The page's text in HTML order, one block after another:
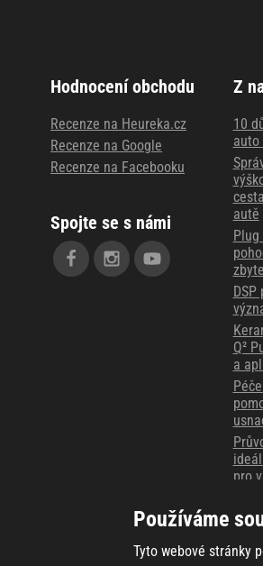
Hodnocení obchodu
Recenze na Heureka.cz
Recenze na Google
Recenze na Facebooku
Spojte se s námi
Z
10
auto
autě
Q²
a
pro
Používáme
Tyto webové stránky